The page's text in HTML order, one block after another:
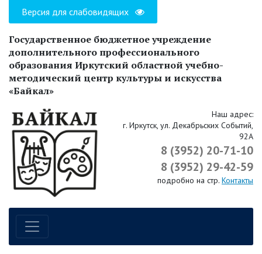
Версия для слабовидящих
Государственное бюджетное учреждение
дополнительного профессионального
образования Иркутский областной учебно-
методический центр культуры и искусства
«Байкал»
Наш адрес:
г. Иркутск, ул. Декабрьских Событий,
92А
8 (3952) 20-71-10
8 (3952) 29-42-59
подробно на стр. Контакты
Навигация по сайту